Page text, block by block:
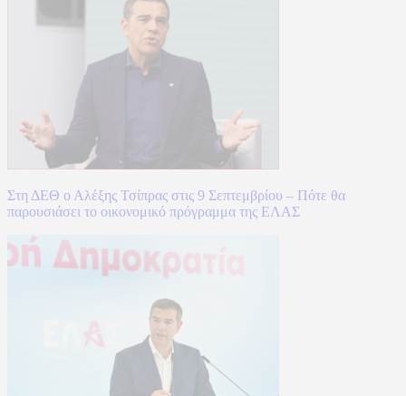
Στη ΔΕΘ ο Αλέξης Τσίπρας στις 9 Σεπτεμβρίου – Πότε θα
παρουσιάσει το οικονομικό πρόγραμμα της ΕΛΑΣ